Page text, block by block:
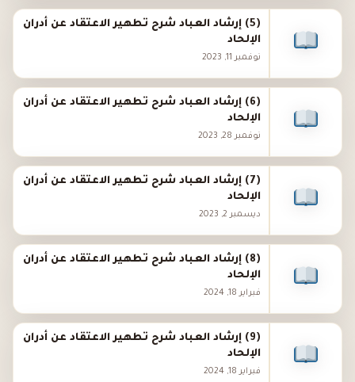
(5) إرشاد العباد شرح تطهير الاعتقاد عن أدران
الإلحاد
نوفمبر 11, 2023
(6) إرشاد العباد شرح تطهير الاعتقاد عن أدران
الإلحاد
نوفمبر 28, 2023
(7) إرشاد العباد شرح تطهير الاعتقاد عن أدران
الإلحاد
ديسمبر 2, 2023
(8) إرشاد العباد شرح تطهير الاعتقاد عن أدران
الإلحاد
فبراير 18, 2024
(9) إرشاد العباد شرح تطهير الاعتقاد عن أدران
الإلحاد
فبراير 18, 2024